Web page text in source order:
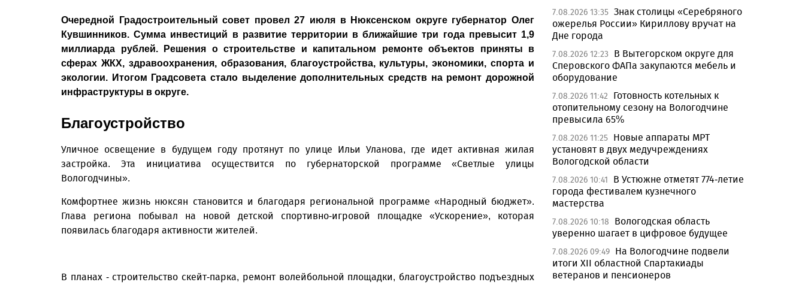
Очередной Градостроительный совет провел 27 июля в Нюксенском округе губернатор Олег
Кувшинников. Сумма инвестиций в развитие территории в ближайшие три года превысит 1,9
миллиарда рублей. Решения о строительстве и капитальном ремонте объектов приняты в
сферах ЖКХ, здравоохранения, образования, благоустройства, культуры, экономики, спорта и
экологии. Итогом Градсовета стало выделение дополнительных средств на ремонт дорожной
инфраструктуры в округе.
Благоустройство
Уличное освещение в будущем году протянут по улице Ильи Уланова, где идет активная жилая
застройка. Эта инициатива осуществится по губернаторской программе «Светлые улицы
Вологодчины».
Комфортнее жизнь нюксян становится и благодаря региональной программе «Народный бюджет».
Глава региона побывал на новой детской спортивно-игровой площадке «Ускорение», которая
появилась благодаря активности жителей.
В планах - строительство скейт-парка, ремонт волейбольной площадки, благоустройство подъездных
7.08.2026 13:35 Знак столицы «Серебряного
ожерелья России» Кириллову вручат на
Дне города
7.08.2026 12:23
В Вытегорском округе для
Сперовского ФАПа закупаются мебель и
оборудование
7.08.2026 11:42
Готовность котельных к
отопительному сезону на Вологодчине
превысила 65%
7.08.2026 11:25 Новые аппараты МРТ
установят в двух медучреждениях
Вологодской области
7.08.2026 10:41
В Устюжне отметят 774-летие
города фестивалем кузнечного
мастерства
7.08.2026 10:18
Вологодская область
уверенно шагает в цифровое будущее
7.08.2026 09:49 На Вологодчине подвели
итоги XII областной Спартакиады
ветеранов и пенсионеров